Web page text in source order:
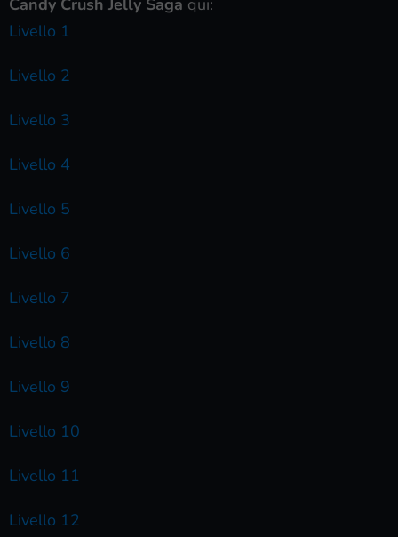
Candy Crush Jelly Saga qui:
Livello 1
Livello 2
Livello 3
Livello 4
Livello 5
Livello 6
Livello 7
Livello 8
Livello 9
Livello 10
Livello 11
Livello 12